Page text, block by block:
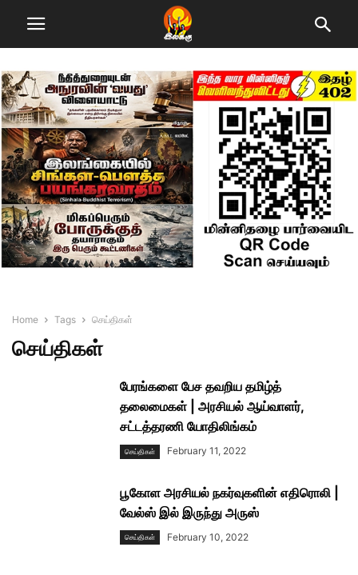
Home Tags செய்திகள்
செய்திகள்
பேரங்களை பேச தவறிய தமிழ்த்
தலைமைகள் | அரசியல் ஆய்வாளர்,
சட்டத்தரணி யோதிலிங்கம்
செய்திகள் February 11, 2022
பூகோள அரசியல் நகர்வுகளின் எதிரொலி |
வேல்ஸ் இல் இருந்து அருஸ்
செய்திகள் February 10, 2022